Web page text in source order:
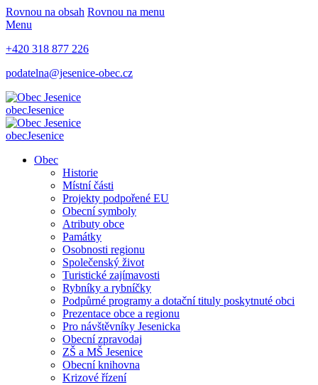
Rovnou na obsah Rovnou na menu
Menu
+420 318 877 226
podatelna@jesenice-obec.cz
obecJesenice
obecJesenice
Obec
Historie
Místní části
Projekty podpořené EU
Obecní symboly
Atributy obce
Památky
Osobnosti regionu
Společenský život
Turistické zajímavosti
Rybníky a rybníčky
Podpůrné programy a dotační tituly poskytnuté obci
Prezentace obce a regionu
Pro návštěvníky Jesenicka
Obecní zpravodaj
ZŠ a MŠ Jesenice
Obecní knihovna
Krizové řízení